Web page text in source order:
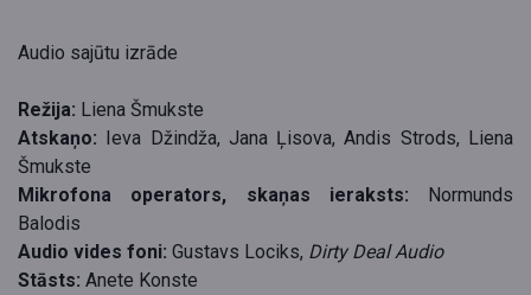
Audio sajūtu izrāde
Režija: Liena Šmukste
Atskaņo: Ieva Džindža, Jana Ļisova, Andis Strods, Liena
Šmukste
Mikrofona operators, skaņas ieraksts: Normunds
Balodis
Audio vides foni: Gustavs Lociks, Dirty Deal Audio
Stāsts: Anete Konste